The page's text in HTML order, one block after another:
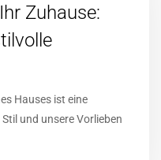
Zuhause:
Hauses ist eine
und unsere Vorlieben